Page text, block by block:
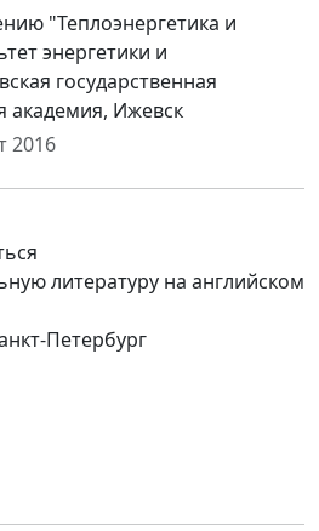
"Теплоэнергетика и
энергетики и
государственная
академия, Ижевск
2016
литературу на английском
Петербург